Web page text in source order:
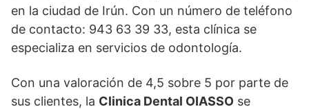
en la ciudad de Irún. Con un número de teléfono
de contacto: 943 63 39 33, esta clínica se
especializa en servicios de odontología.
Con una valoración de 4,5 sobre 5 por parte de
sus clientes, la Clinica Dental OIASSO se